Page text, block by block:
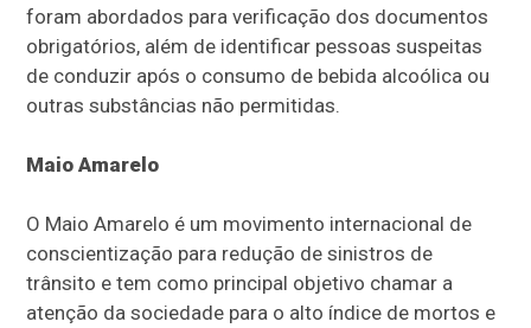
foram abordados para verificação dos documentos
obrigatórios, além de identificar pessoas suspeitas
de conduzir após o consumo de bebida alcoólica ou
outras substâncias não permitidas.
Maio Amarelo
O Maio Amarelo é um movimento internacional de
conscientização para redução de sinistros de
trânsito e tem como principal objetivo chamar a
atenção da sociedade para o alto índice de mortos e